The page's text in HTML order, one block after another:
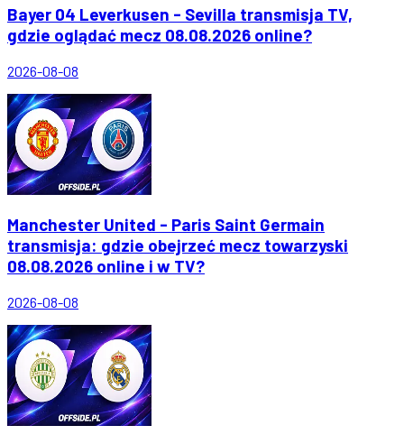
Bayer 04 Leverkusen - Sevilla transmisja TV,
gdzie oglądać mecz 08.08.2026 online?
2026-08-08
Manchester United - Paris Saint Germain
transmisja: gdzie obejrzeć mecz towarzyski
08.08.2026 online i w TV?
2026-08-08